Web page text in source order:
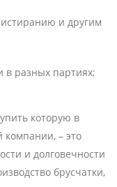
истиранию и другим
в разных партиях;
которую в
компании, – это
и долговечности
брусчатки,